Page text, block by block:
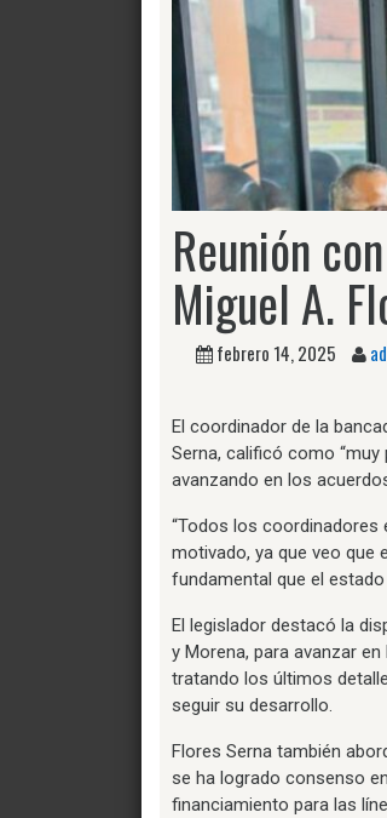
Reunión
Miguel A.
febrero 14, 2025
El coordinador de la
Serna, calificó como
avanzando en los
“Todos los
motivado, ya que veo que
fundamental que el
El legislador destacó la
y Morena, para avanzar
tratando los últimos
seguir su desarrollo.
Flores Serna también
se ha logrado consenso
financiamiento para las